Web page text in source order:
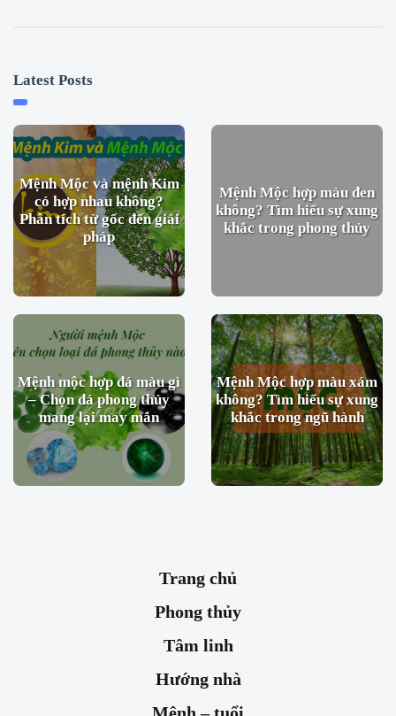
Latest Posts
Mệnh Mộc và mệnh Kim
có hợp nhau không?
Phân tích từ gốc đến giải
pháp
Mệnh Mộc hợp màu đen
không? Tìm hiểu sự xung
khắc trong phong thủy
Mệnh mộc hợp đá màu gì
– Chọn đá phong thủy
mang lại may mắn
Mệnh Mộc hợp màu xám
không? Tìm hiểu sự xung
khắc trong ngũ hành
Trang chủ
Phong thủy
Tâm linh
Hướng nhà